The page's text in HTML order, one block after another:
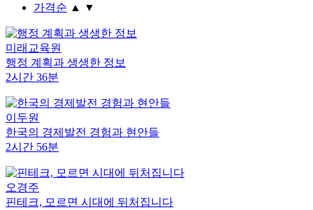
가격순 ▲ ▼
미래교육원
행정 계획과 생생한 정보
2시간 36분
이두원
한국의 경제발전 경험과 현안들
2시간 56분
오경주
핀테크, 모르면 시대에 뒤처집니다